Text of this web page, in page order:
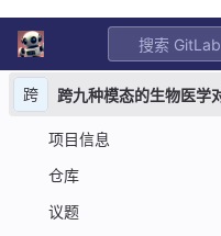
Skip to content
GitLab
跨
项目信息
仓库
议题